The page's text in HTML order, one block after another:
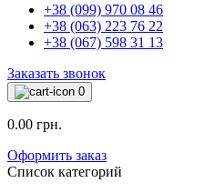
+38 (099) 970 08 46
+38 (063) 223 76 22
+38 (067) 598 31 13
Заказать звонок
0
0.00 грн.
Оформить заказ
Список категорий